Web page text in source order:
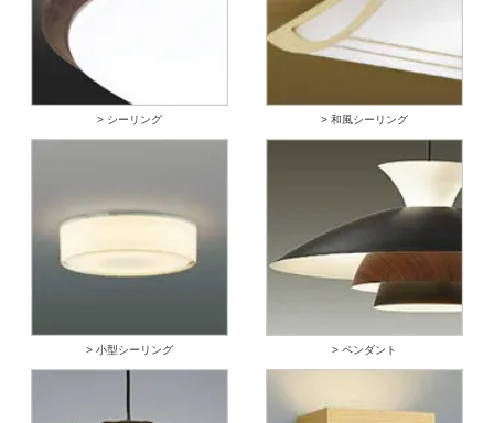
> シーリング > 和風シーリング
> 小型シーリング > ペンダント